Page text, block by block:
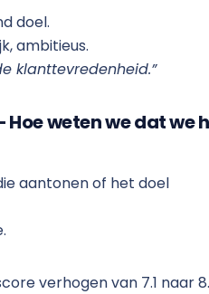
doel.
ambitieus.
klanttevredenheid.”
Hoe weten we dat we
aantonen of het doel
verhogen van 7.1 naar